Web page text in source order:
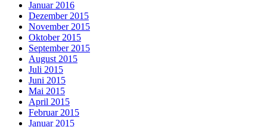
Januar 2016
Dezember 2015
November 2015
Oktober 2015
September 2015
August 2015
Juli 2015
Juni 2015
Mai 2015
April 2015
Februar 2015
Januar 2015